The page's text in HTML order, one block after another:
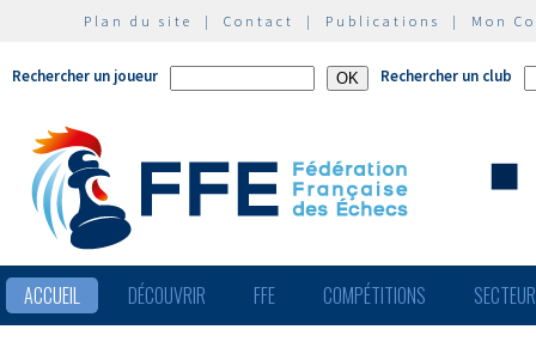
Plan du site | Contact | Publications | Mon
Rechercher un joueur Rechercher un club
ACCUEIL DÉCOUVRIR FFE COMPÉTITIONS